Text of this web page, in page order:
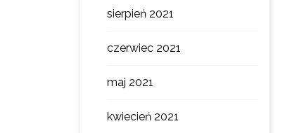
sierpień 2021
czerwiec 2021
maj 2021
kwiecień 2021